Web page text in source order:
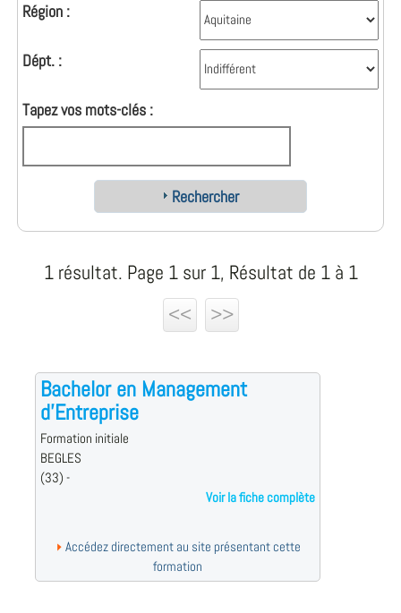
Région :
Dépt. :
Tapez vos mots-clés :
Rechercher
1 résultat. Page 1 sur 1, Résultat de 1 à 1
<<
>>
Bachelor en Management
d'Entreprise
Formation initiale
BEGLES
(33) -
Voir la fiche complète
Accédez directement au site présentant cette
formation